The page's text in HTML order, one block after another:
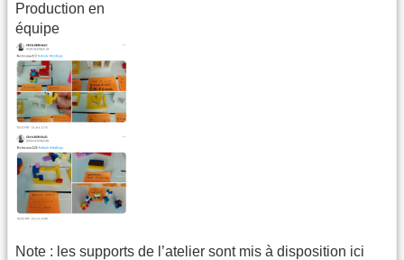
Production en
équipe
Note : les supports de l’atelier sont mis à disposition ici